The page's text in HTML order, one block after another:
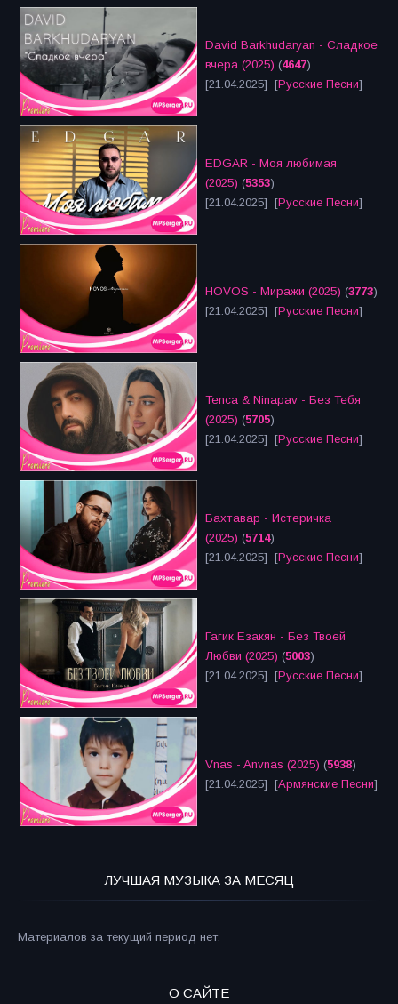
David Barkhudaryan - Сладкое
вчера (2025) (4647)
[21.04.2025] [Русские Песни]
EDGAR - Моя любимая
(2025) (5353)
[21.04.2025] [Русские Песни]
HOVOS - Миражи (2025) (3773)
[21.04.2025] [Русские Песни]
Tenca & Ninapav - Без Тебя
(2025) (5705)
[21.04.2025] [Русские Песни]
Бахтавар - Истеричка
(2025) (5714)
[21.04.2025] [Русские Песни]
Гагик Езакян - Без Твоей
Любви (2025) (5003)
[21.04.2025] [Русские Песни]
Vnas - Anvnas (2025) (5938)
[21.04.2025] [Армянские Песни]
ЛУЧШАЯ МУЗЫКА ЗА МЕСЯЦ
Материалов за текущий период нет.
О САЙТЕ